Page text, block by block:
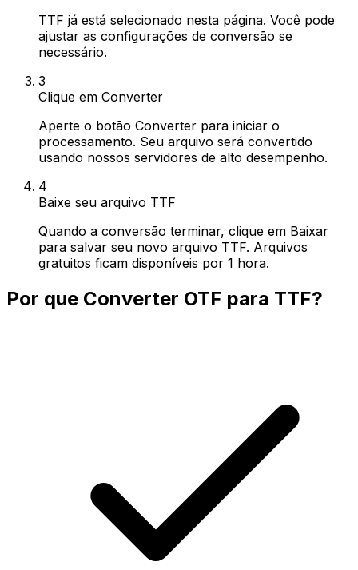
TTF já está selecionado nesta página. Você pode
ajustar as configurações de conversão se
necessário.
3
Clique em Converter
Aperte o botão Converter para iniciar o
processamento. Seu arquivo será convertido
usando nossos servidores de alto desempenho.
4
Baixe seu arquivo TTF
Quando a conversão terminar, clique em Baixar
para salvar seu novo arquivo TTF. Arquivos
gratuitos ficam disponíveis por 1 hora.
Por que Converter OTF para TTF?